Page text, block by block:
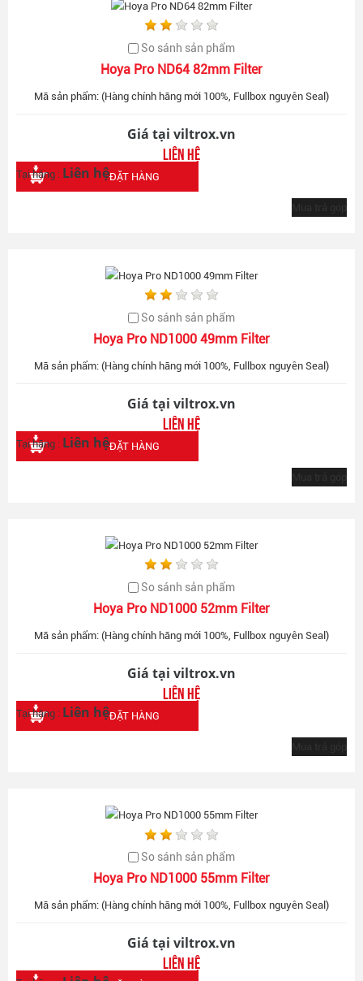
So sánh sản phẩm
Hoya Pro ND64 82mm Filter
Mã sản phẩm: (Hàng chính hãng mới 100%, Fullbox nguyên Seal)
Giá tại viltrox.vn
Liên hệ
Tại hãng : Liên hệĐẶT HÀNG
So sánh sản phẩm
Hoya Pro ND1000 49mm Filter
Mã sản phẩm: (Hàng chính hãng mới 100%, Fullbox nguyên Seal)
Giá tại viltrox.vn
Liên hệ
Tại hãng : Liên hệĐẶT HÀNG
So sánh sản phẩm
Hoya Pro ND1000 52mm Filter
Mã sản phẩm: (Hàng chính hãng mới 100%, Fullbox nguyên Seal)
Giá tại viltrox.vn
Liên hệ
Tại hãng : Liên hệĐẶT HÀNG
So sánh sản phẩm
Hoya Pro ND1000 55mm Filter
Mã sản phẩm: (Hàng chính hãng mới 100%, Fullbox nguyên Seal)
Giá tại viltrox.vn
Liên hệ